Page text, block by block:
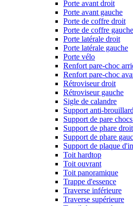
Porte avant droit
Porte avant gauche
Porte de coffre droit
Porte de coffre gauche
Porte latérale droit
Porte latérale gauche
Porte vélo
Renfort pare-choc
Renfort pare-choc
Rétroviseur droit
Rétroviseur gauche
Sigle de calandre
Support anti-
Support de pare
Support de phare
Support de phare
Support de plaque
Toit hardtop
Toit ouvrant
Toit panoramique
Trappe d'essence
Traverse inférieure
Traverse supérieure